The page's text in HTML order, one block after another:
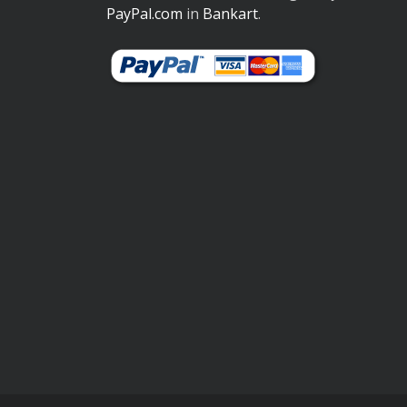
PayPal.com in Bankart.